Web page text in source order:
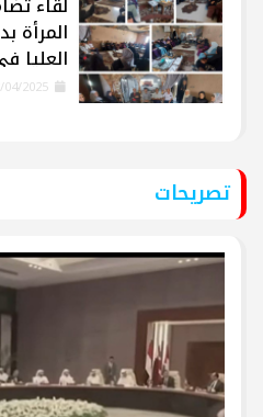
المرأة
العليا
تصريحات